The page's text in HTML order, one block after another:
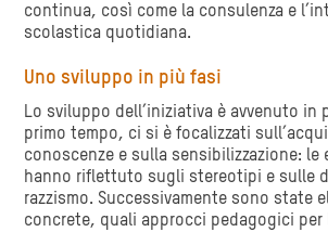
continua, così come la consulenza e
scolastica quotidiana.
Uno sviluppo in più fasi
Lo sviluppo dell’iniziativa è avvenuto in
primo tempo, ci si è focalizzati
conoscenze e sulla sensibilizzazione: le
hanno riflettuto sugli stereotipi e sulle
razzismo. Successivamente sono state
concrete, quali approcci pedagogici per